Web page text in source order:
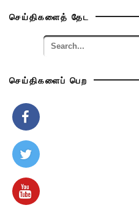
செய்திகளைத் தேட
செய்திகளைப் பெற